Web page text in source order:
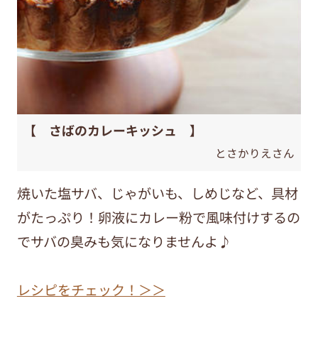
【 さばのカレーキッシュ 】
とさかりえさん
焼いた塩サバ、じゃがいも、しめじなど、具材
がたっぷり！卵液にカレー粉で風味付けするの
でサバの臭みも気になりませんよ♪
レシピをチェック！＞＞